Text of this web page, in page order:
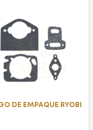
DE EMPAQUE RYOBI